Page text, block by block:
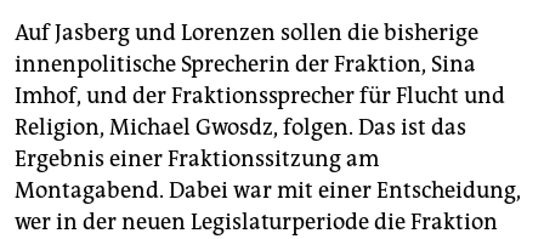
Auf Jasberg und Lorenzen sollen die bisherige
innenpolitische Sprecherin der Fraktion, Sina
Imhof, und der Fraktionssprecher für Flucht und
Religion, Michael Gwosdz, folgen. Das ist das
Ergebnis einer Fraktionssitzung am
Montagabend. Dabei war mit einer Entscheidung,
wer in der neuen Legislaturperiode die Fraktion